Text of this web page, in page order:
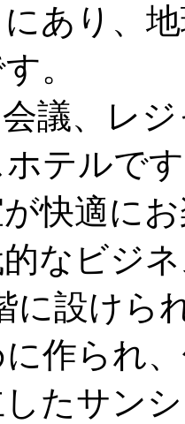
あり、
。
議、レ
テルで
快適に
なビジ
に設けら
作られ
たサン